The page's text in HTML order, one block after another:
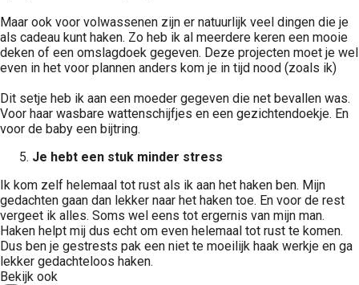
Maar ook voor volwassenen zijn er natuurlijk veel dingen die je
als cadeau kunt haken. Zo heb ik al meerdere keren een mooie
deken of een omslagdoek gegeven. Deze projecten moet je wel
even in het voor plannen anders kom je in tijd nood (zoals ik)
Dit setje heb ik aan een moeder gegeven die net bevallen was.
Voor haar wasbare wattenschijfjes en een gezichtendoekje. En
voor de baby een bijtring.
Je hebt een stuk minder stress
Ik kom zelf helemaal tot rust als ik aan het haken ben. Mijn
gedachten gaan dan lekker naar het haken toe. En voor de rest
vergeet ik alles. Soms wel eens tot ergernis van mijn man.
Haken helpt mij dus echt om even helemaal tot rust te komen.
Dus ben je gestrests pak een niet te moeilijk haak werkje en ga
lekker gedachteloos haken.
Bekijk ook